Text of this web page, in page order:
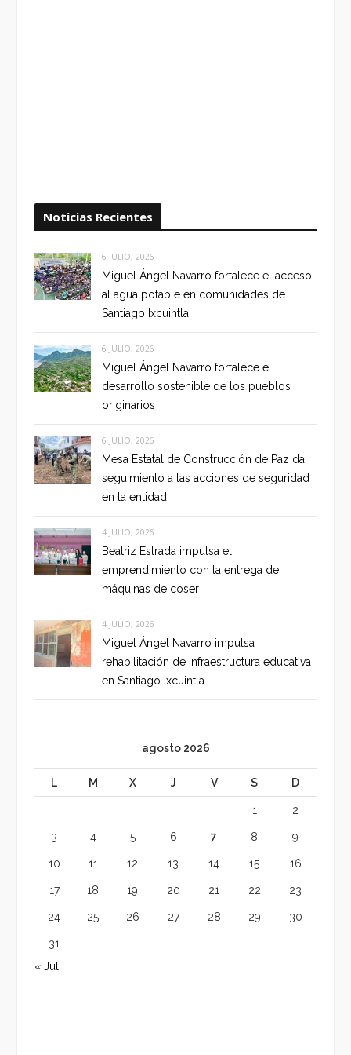
Noticias Recientes
6 JULIO, 2026
Miguel Ángel Navarro fortalece el acceso
al agua potable en comunidades de
Santiago Ixcuintla
6 JULIO, 2026
Miguel Ángel Navarro fortalece el
desarrollo sostenible de los pueblos
originarios
6 JULIO, 2026
Mesa Estatal de Construcción de Paz da
seguimiento a las acciones de seguridad
en la entidad
4 JULIO, 2026
Beatriz Estrada impulsa el
emprendimiento con la entrega de
máquinas de coser
4 JULIO, 2026
Miguel Ángel Navarro impulsa
rehabilitación de infraestructura educativa
en Santiago Ixcuintla
agosto 2026
L M X J V S D
1 2
3 4 5 6 7 8 9
10 11 12 13 14 15 16
17 18 19 20 21 22 23
24 25 26 27 28 29 30
31
« Jul